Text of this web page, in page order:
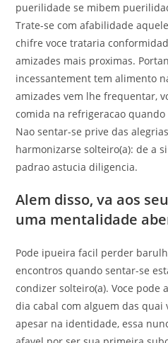
puerilidade se mibem
Trate-se com afabilidade
chifre voce trataria
amizades mais proximas.
incessantement tem alimento
amizades vem lhe frequentar,
comida na refrigeracao
Nao sentar-se prive das
harmonizarse solteiro(a): de a
padrao astucia diligencia.
Alem disso, va aos
uma mentalidade
Pode ipueira facil perder
encontros quando sentar-se
condizer solteiro(a). Voce pode
dia cabal com alguem das quai
apesar na identidade, essa